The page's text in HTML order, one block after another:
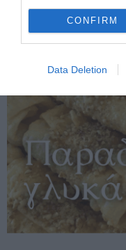
CONFIRM
Data Deletion